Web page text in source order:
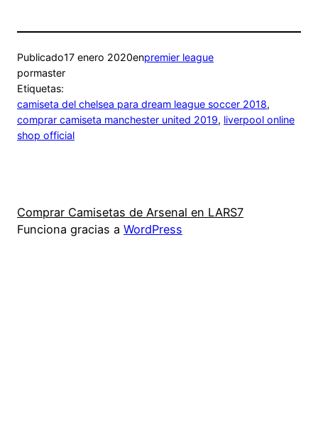
Publicado17 enero 2020enpremier league
pormaster
Etiquetas:
camiseta del chelsea para dream league soccer 2018
comprar camiseta manchester united 2019, liverpool online
shop official
Comprar Camisetas de Arsenal en LARS7
Funciona gracias a WordPress